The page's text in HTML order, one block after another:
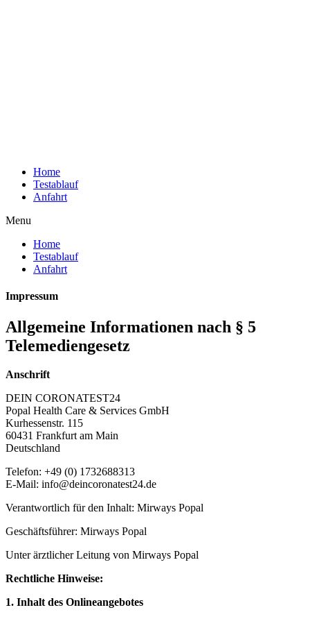
Home
Testablauf
Anfahrt
Menu
Home
Testablauf
Anfahrt
Impressum
Allgemeine Informationen nach § 5
Telemediengesetz
Anschrift
DEIN CORONATEST24
Popal Health Care & Services GmbH
Kurhessenstr. 115
60431 Frankfurt am Main
Deutschland
Telefon: +49 (0) 1732688313
E-Mail: info@deincoronatest24.de
Verantwortlich für den Inhalt: Mirways Popal
Geschäftsführer: Mirways Popal
Unter ärztlicher Leitung von Mirways Popal
Rechtliche Hinweise:
1. Inhalt des Onlineangebotes